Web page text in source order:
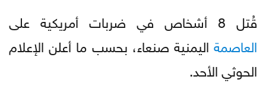
قُتل 8 أشخاص في ضربات أمريكية على
العاصمة اليمنية صنعاء، بحسب ما أعلن الإعلام
الحوثي الأحد.